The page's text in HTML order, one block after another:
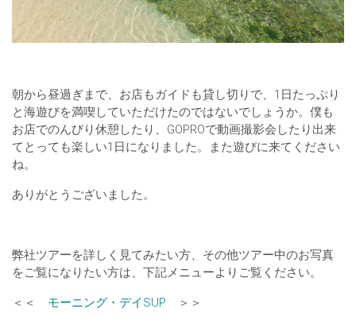
朝から昼過ぎまで、お店もガイドも貸し切りで、1日たっぷり
と海遊びを満喫していただけたのではないでしょうか。僕も
お店でのんびり休憩したり、GOPROで動画撮影会したり出来
てとっても楽しい1日になりました。また遊びに来てください
ね。
ありがとうございました。
弊社ツアーを詳しく見てみたい方、その他ツアー中のお写真
をご覧になりたい方は、下記メニューよりご覧ください。
＜＜ モーニング・デイSUP ＞＞